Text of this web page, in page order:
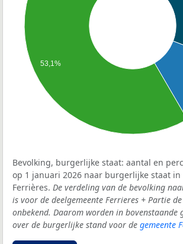
53,1%
Bevolking, burgerlijke staat: aantal en
op 1 januari 2026 naar burgerlijke staat
Ferrières. De verdeling van de bevolking
is voor de deelgemeente Ferrieres + Partie
onbekend. Daarom worden in bovenstaande
over de burgerlijke stand voor de gemeente